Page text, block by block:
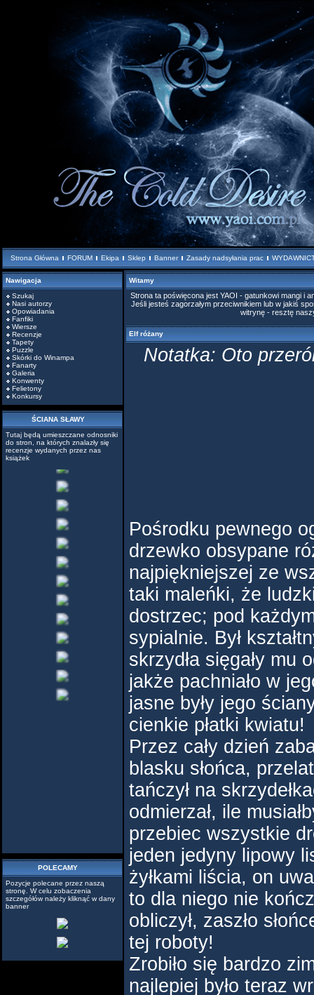
Strona Główna FORUM Ekipa Sklep Banner Zasady nadsyłania prac
Nawigacja
Szukaj
Nasi autorzy
Opowiadania
Fanfiki
Wiersze
Recenzje
Tapety
Puzzle
Skórki do Winampa
Fanarty
Galeria
Konwenty
Felietony
Konkursy
ŚCIANA SŁAWY
Tutaj będą umieszczane odnosniki
do stron, na których znalazły się
recenzje wydanych przez nas
książek
POLECAMY
Pozycje polecane przez naszą
stronę. W celu zobaczenia
szczegółów należy kliknąć w dany
banner
Witamy
Strona ta poświęcona jest YAOI - gatunkowi mangi i
Jeśli jesteś zagorzałym przeciwnikiem lub w jakiś
witrynę - resztę
Elf różany
Notatka: Oto
Pośrodku pewnego
drzewko obsypane
najpiękniejszej ze
taki maleńki, że
dostrzec; pod
sypialnie. Był
skrzydła sięgały mu
jakże pachniało w
jasne były jego
cienkie płatki kwiatu!
Przez cały dzień
blasku słońca,
tańczył na
odmierzał, ile
przebiec wszystkie
jeden jedyny lipowy
żyłkami liścia, on
to dla niego nie
obliczył, zaszło
tej roboty!
Zrobiło się bardzo
najlepiej było teraz